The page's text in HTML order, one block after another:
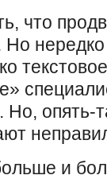
что
Но
Но, опять-
и